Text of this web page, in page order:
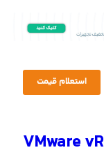
استعلام قیمت
VMware